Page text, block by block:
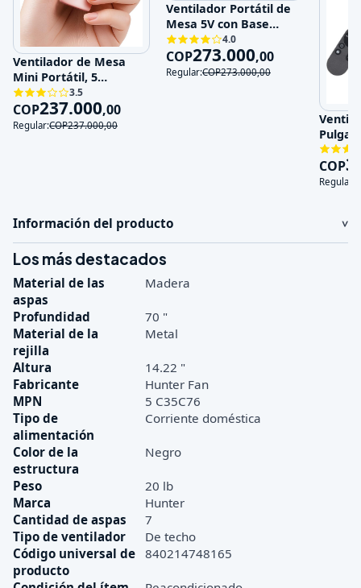
Ventilador de Mesa
Mini Portátil, 5
Velocidades, 5V,
Recargable
3.5
COP237.000,00
Regular:COP237.000,00
Ventilador Portátil de
Mesa 5V con Base
Magnética y 100
Velocidades
4.0
COP273.000,00
Regular:COP273.000,00
120V
COP
Regular:
Información del producto
Los más destacados
Material de las
aspas
Madera
Profundidad
70 "
Material de la
rejilla
Metal
Altura
14.22 "
Fabricante
Hunter Fan
MPN
5 C35C76
Tipo de
alimentación
Corriente doméstica
Color de la
estructura
Negro
Peso
20 lb
Marca
Hunter
Cantidad de aspas
7
Tipo de ventilador
De techo
Código universal de
producto
840214748165